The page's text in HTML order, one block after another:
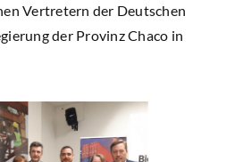
Vertretern der Deutschen
der Provinz Chaco in